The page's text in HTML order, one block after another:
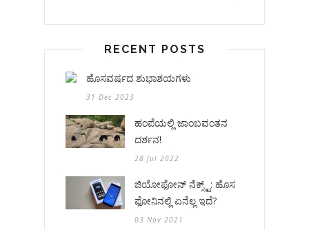
RECENT POSTS
ಹೊಸವರ್ಷದ ಶುಭಾಶಯಗಳು
31 Dec 2023
ಹಂಪೆಯಲ್ಲಿ ಜಾಂಬವಂತನ
ದರ್ಶನ!
28 Jul 2022
ಜಿಯೋಫೋನ್ ನೆಕ್ಸ್ಟ್: ಹೊಸ
ಫೋನಿನಲ್ಲಿ ಏನೆಲ್ಲ ಇದೆ?
03 Nov 2021